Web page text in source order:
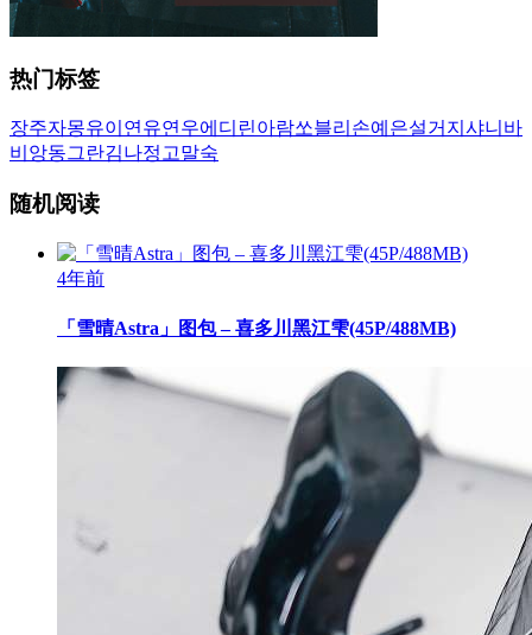
热门标签
장주자몽유이 연유연우에디린아람쏘블리 손예은설거지 샤니 바
비앙동그란김나정고말숙
随机阅读
4年前
「雪晴Astra」图包 – 喜多川黑江雫(45P/488MB)